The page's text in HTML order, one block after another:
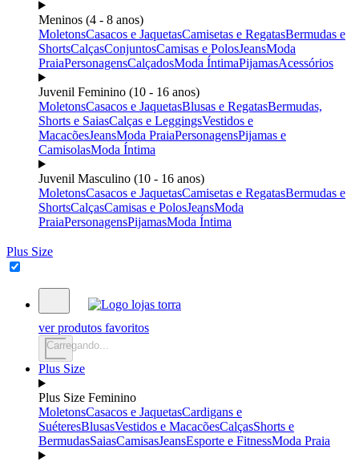
Meninos (4 - 8 anos)
MoletonsCasacos e JaquetasCamisetas e RegatasBermudas e
ShortsCalçasConjuntosCamisas e PolosJeansModa
PraiaPersonagensCalçadosModa ÍntimaPijamasAcessórios
Juvenil Feminino (10 - 16 anos)
MoletonsCasacos e JaquetasBlusas e RegatasBermudas,
Shorts e SaiasCalças e LeggingsVestidos e
MacacõesJeansModa PraiaPersonagensPijamas e
CamisolasModa Íntima
Juvenil Masculino (10 - 16 anos)
MoletonsCasacos e JaquetasCamisetas e RegatasBermudas e
ShortsCalçasCamisas e PolosJeansModa
PraiaPersonagensPijamasModa Íntima
Plus Size
ver produtos favoritos
Carregando...
Plus Size
Plus Size Feminino
MoletonsCasacos e JaquetasCardigans e
SuéteresBlusasVestidos e MacacõesCalçasShorts e
BermudasSaiasCamisasJeansEsporte e FitnessModa Praia